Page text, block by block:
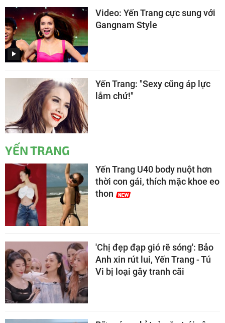
Video: Yến Trang cực sung với
Gangnam Style
Yến Trang: "Sexy cũng áp lực
lắm chứ!"
YẾN TRANG
Yến Trang U40 body nuột hơn
thời con gái, thích mặc khoe eo
thon
'Chị đẹp đạp gió rẽ sóng': Bảo
Anh xin rút lui, Yến Trang - Tú
Vi bị loại gây tranh cãi